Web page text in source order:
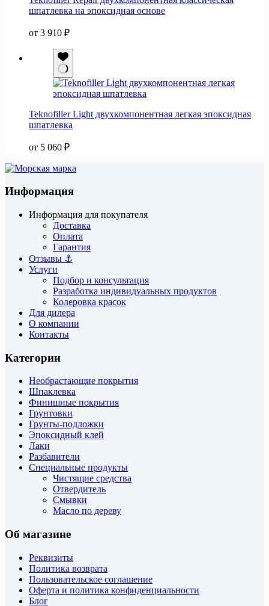
шпатлевка на эпоксидная основе
от 3 910 ₽
Teknofiller Light двухкомпонентная легкая эпоксидная
шпатлевка
от 5 060 ₽
Информация
Информация для покупателя
Доставка
Оплата
Гарантия
Отзывы ⚓
Услуги
Подбор и консультация
Разработка индивидуальных продуктов
Колеровка красок
Для дилера
О компании
Контакты
Категории
Необрастающие покрытия
Шпаклевка
Финишные покрытия
Грунтовки
Грунты-подложки
Эпоксидный клей
Лаки
Разбавители
Специальные продукты
Чистящие средства
Отвердитель
Смывки
Масло по дереву
Об магазине
Реквизиты
Политика возврата
Пользовательское соглашение
Оферта и политика конфиденциальности
Блог